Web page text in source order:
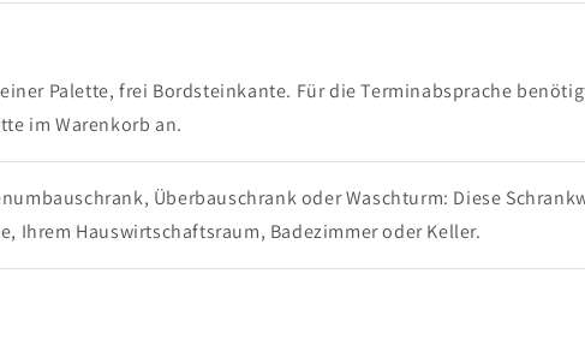
Palette, frei Bordsteinkante. Für die Terminabsprache
im Warenkorb an.
Überbauschrank oder Waschturm: Diese
Ihrem Hauswirtschaftsraum, Badezimmer oder Keller.